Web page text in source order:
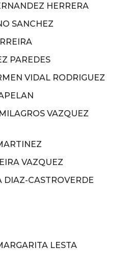
HERRERA
SANCHEZ
PAREDES
VIDAL RODRIGUEZ
VAZQUEZ
VAZQUEZ
CASTROVERDE
LESTA